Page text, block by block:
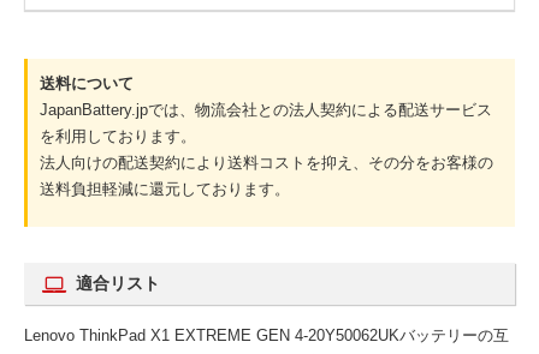
送料について
JapanBattery.jpでは、物流会社との法人契約による配送サービス
を利用しております。
法人向けの配送契約により送料コストを抑え、その分をお客様の
送料負担軽減に還元しております。
適合リスト
Lenovo ThinkPad X1 EXTREME GEN 4-20Y50062UKバッテリーの互